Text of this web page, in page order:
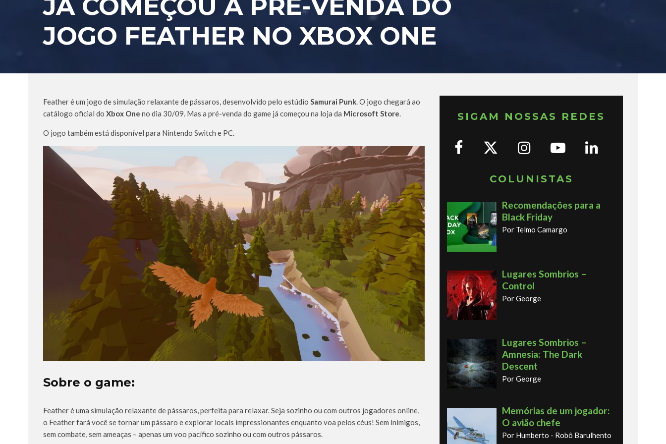
JÁ COMEÇOU A PRÉ-VENDA DO
JOGO FEATHER NO XBOX ONE
Feather é um jogo de simulação relaxante de pássaros, desenvolvido pelo estúdio Samurai Punk. O jogo chegará ao
catálogo oficial do Xbox One no dia 30/09. Mas a pré-venda do game já começou na loja da Microsoft Store.
O jogo também está disponível para Nintendo Switch e PC.
Sobre o game:
Feather é uma simulação relaxante de pássaros, perfeita para relaxar. Seja sozinho ou com outros jogadores online,
o Feather fará você se tornar um pássaro e explorar locais impressionantes enquanto voa pelos céus! Sem inimigos,
sem combate, sem ameaças – apenas um voo pacífico sozinho ou com outros pássaros.
SIGAM NOSSAS REDES
COLUNISTAS
Recomendações para a
Black Friday
Por Telmo Camargo
Lugares Sombrios –
Control
Por George
Lugares Sombrios –
Amnesia: The Dark
Descent
Por George
Memórias de um jogador:
O avião chefe
Por Humberto - Robô Barulhento